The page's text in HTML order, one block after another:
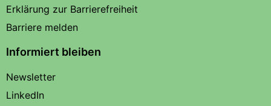
Erklärung zur Barrierefreiheit
Barriere melden
Informiert bleiben
Newsletter
LinkedIn